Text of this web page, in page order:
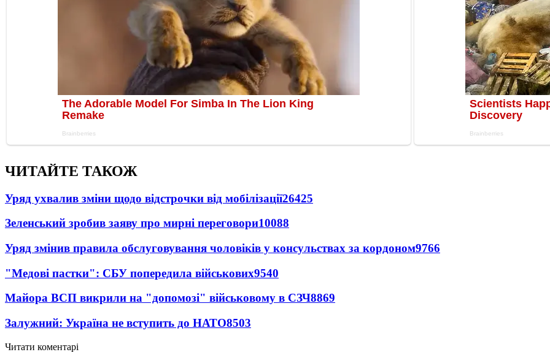
ЧИТАЙТЕ ТАКОЖ
Уряд ухвалив зміни щодо відстрочки від мобілізації26425
Зеленський зробив заяву про мирні переговори10088
Уряд змінив правила обслуговування чоловіків у консульствах за кордоном9766
"Медові пастки": СБУ попередила військових9540
Майора ВСП викрили на "допомозі" військовому в СЗЧ8869
Залужний: Україна не вступить до НАТО8503
Читати коментарі